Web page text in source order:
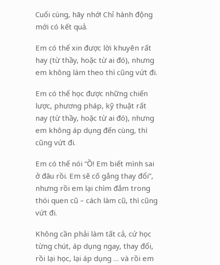
Cuối cùng, hãy nhớ! Chỉ hành động
mới có kết quả.
Em có thể xin được lời khuyên rất
hay (từ thầy, hoặc từ ai đó), nhưng
em không làm theo thì cũng vứt đi.
Em có thể học được những chiến
lược, phương pháp, kỹ thuật rất
nay (từ thầy, hoặc từ ai đó), nhưng
em không áp dụng đến cùng, thì
cũng vứt đi.
Em có thể nói “Ồ! Em biết mình sai
ở đâu rồi. Em sẽ cố gắng thay đổi”,
nhưng rồi em lại chìm đắm trong
thói quen cũ – cách làm cũ, thì cũng
vứt đi.
Không cần phải làm tất cả, cứ học
từng chút, áp dụng ngay, thay đổi,
rồi lại học, lại áp dụng … và rồi em